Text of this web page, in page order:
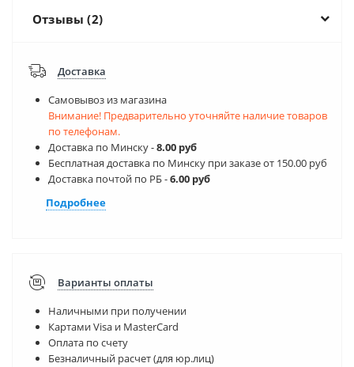
Отзывы (2)
Доставка
Самовывоз из магазина
Внимание! Предварительно уточняйте наличие товаров
по телефонам.
Доставка по Минску -8.00 руб
Бесплатная доставка по Минску при заказе от 150.00 руб
Доставка почтой по РБ -6.00 руб
Подробнее
Варианты оплаты
Наличными при получении
Картами Visa и MasterCard
Оплата по счету
Безналичный расчет (для юр.лиц)